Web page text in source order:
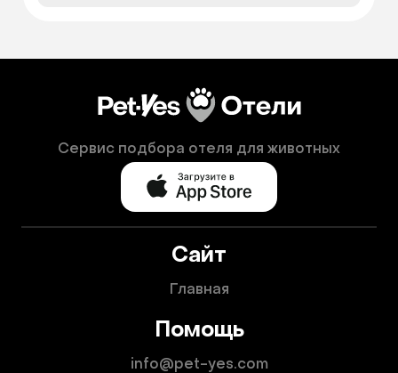
Сервис подбора отеля для животных
Сайт
Главная
Помощь
info@pet-yes.com